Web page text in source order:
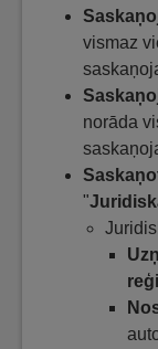
vismaz
norāda
"